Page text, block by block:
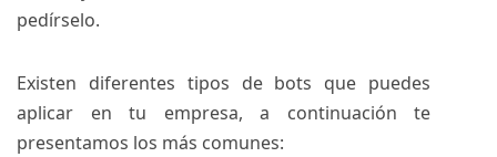
pedírselo.
Existen diferentes tipos de bots que puedes
aplicar en tu empresa, a continuación te
presentamos los más comunes: